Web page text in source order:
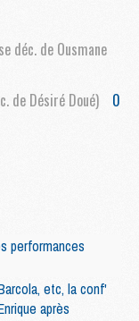
déc. de Ousmane
de Désiré Doué)
0
performances
etc, la conf'
après